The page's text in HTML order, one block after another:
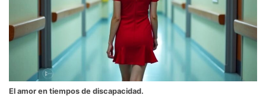
El amor en tiempos de discapacidad.